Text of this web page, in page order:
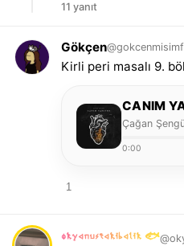
11 yanıt
Gökçen
Kirli peri masalı 9.
CANIM
Çağan
0:00
1
okyanustakibalik 🐟